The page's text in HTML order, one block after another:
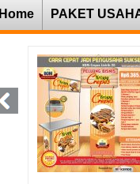
Home PAKET